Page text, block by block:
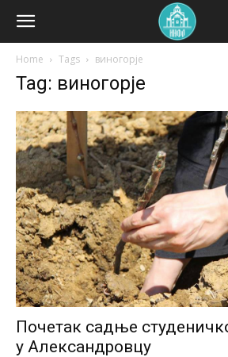
Home Tags виногорје
Tag: виногорје
Почетак садње
у Александровцу